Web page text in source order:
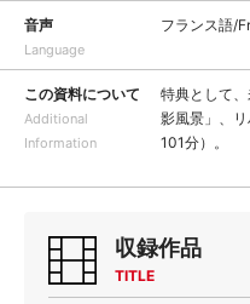
音声
Language
フランス語/
この資料について
Additional
Information
特典として
影風景」、
101分）。
収録作品
TITLE